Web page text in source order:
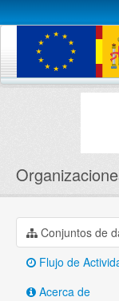
Conjuntos de
Conjuntos de
Flujo de
Acerca de